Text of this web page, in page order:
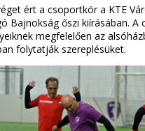
ért a csoportkör a KTE
Bajnokság őszi kiírásában. A
megfelelően az
folytatják szereplésüket.